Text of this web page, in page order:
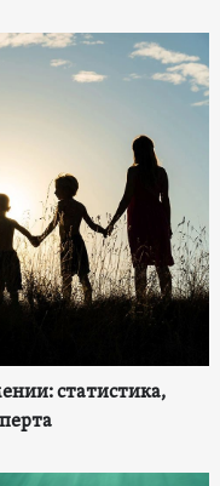
статистика,